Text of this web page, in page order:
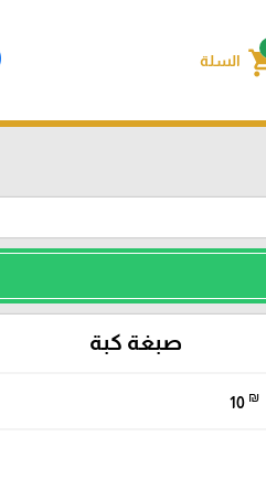
السلة
صبغة كبة
10 ₪